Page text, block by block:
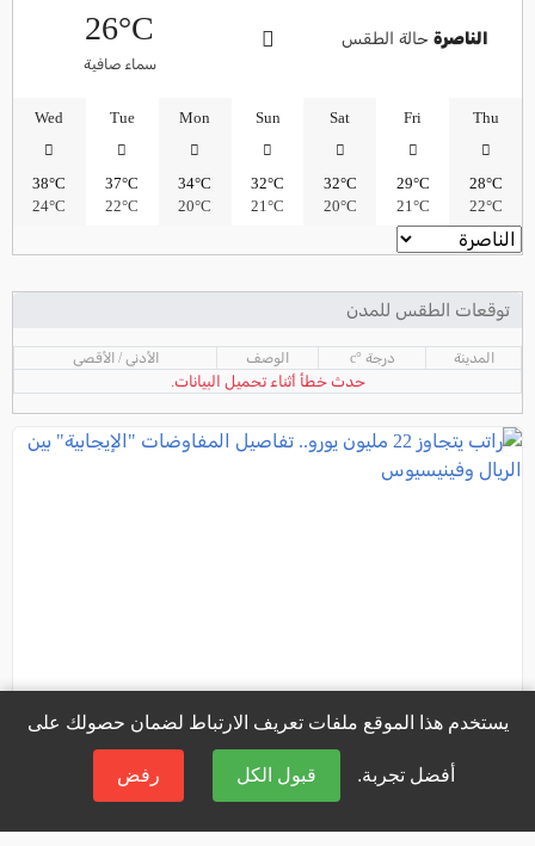
الناصرةحالة الطقس 26°C
سماء صافية
Thu
28°C
22°C
Fri
29°C
21°C
Sat
32°C
20°C
Sun
32°C
21°C
Mon
34°C
20°C
Tue
37°C
22°C
Wed
38°C
24°C
توقعات الطقس للمدن
المدينة درجة °c الوصف الأدنى / الأقصى
حدث خطأ أثناء تحميل البيانات.
يستخدم هذا الموقع ملفات تعريف الارتباط لضمان حصولك على
أفضل تجربة. قبول الكل رفض